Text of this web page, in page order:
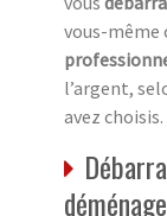
vous-même
l’argent,
avez choisis.